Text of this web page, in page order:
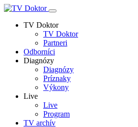
TV Doktor
TV Doktor
Partneri
Odborníci
Diagnózy
Diagnózy
Príznaky
Výkony
Live
Live
Program
TV archív